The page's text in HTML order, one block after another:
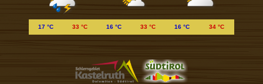
17 °C 33 °C 16 °C 33 °C 16 °C 34 °C